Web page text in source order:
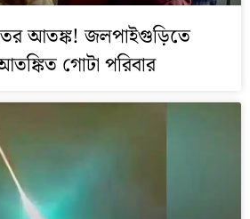
আতঙ্ক! জলপাইগুড়িতে
গোটা পরিবার